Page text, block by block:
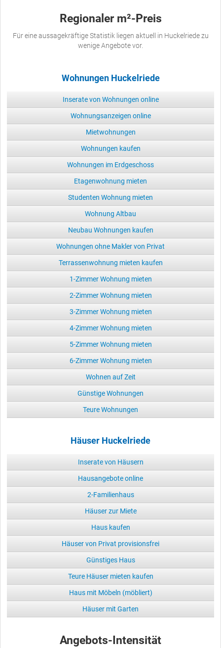
Regionaler m²-Preis
Für eine aussagekräftige Statistik liegen aktuell in Huckelriede zu
wenige Angebote vor.
Wohnungen Huckelriede
Inserate von Wohnungen online
Wohnungsanzeigen online
Mietwohnungen
Wohnungen kaufen
Wohnungen im Erdgeschoss
Etagenwohnung mieten
Studenten Wohnung mieten
Wohnung Altbau
Neubau Wohnungen kaufen
Wohnungen ohne Makler von Privat
Terrassenwohnung mieten kaufen
1-Zimmer Wohnung mieten
2-Zimmer Wohnung mieten
3-Zimmer Wohnung mieten
4-Zimmer Wohnung mieten
5-Zimmer Wohnung mieten
6-Zimmer Wohnung mieten
Wohnen auf Zeit
Günstige Wohnungen
Teure Wohnungen
Häuser Huckelriede
Inserate von Häusern
Hausangebote online
2-Familienhaus
Häuser zur Miete
Haus kaufen
Häuser von Privat provisionsfrei
Günstiges Haus
Teure Häuser mieten kaufen
Haus mit Möbeln (möbliert)
Häuser mit Garten
Angebots-Intensität